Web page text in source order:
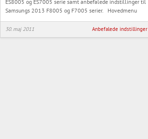
ES8005 og ES7005 serie samt anbefalede indstillinger til
Samsungs 2013 F8005 og F7005 serier. Hovedmenu
30. maj 2011 Anbefalede indstillinger